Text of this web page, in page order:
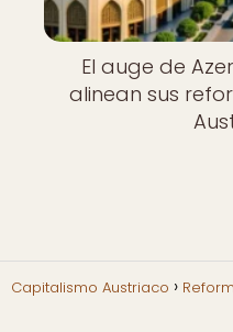
El auge de
alinean sus
Capitalismo Austriaco